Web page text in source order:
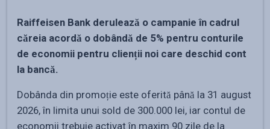
Raiffeisen Bank derulează o campanie în cadrul
căreia acordă o dobândă de 5% pentru conturile
de economii pentru clienții noi care deschid cont
la bancă.
Dobânda din promoție este oferită până la 31 august
2026, în limita unui sold de 300.000 lei, iar contul de
economii trebuie activat în maxim 90 zile de la